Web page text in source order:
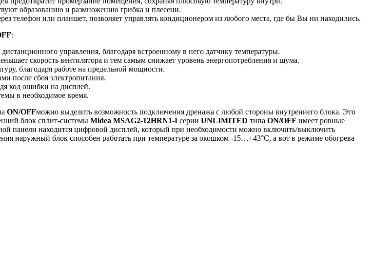
образованию и размножению грибка и плесени.
телефон или планшет, позволяет управлять кондиционером из любого места, где бы Вы ни находились.
:
управления, благодаря встроенному в него датчику температуры.
скорость вентилятора и тем самым снижает уровень энергопотребления и шума.
благодаря работе на предельной мощности.
после сбоя электропитания.
код ошибки на дисплей.
в необходимое время.
ON/OFFможно выделить возможность подключения дренажа с любой стороны внутреннего блока. Это
блок сплит-системы Midea MSAG2-12HRN1-I серии UNLIMITED типа ON/OFF имеет ровные
панели находится цифровой дисплей, который при необходимости можно включить/выключить
наружный блок способен работать при температуре за окошком -15…+43°С, а вот в режиме обогрева